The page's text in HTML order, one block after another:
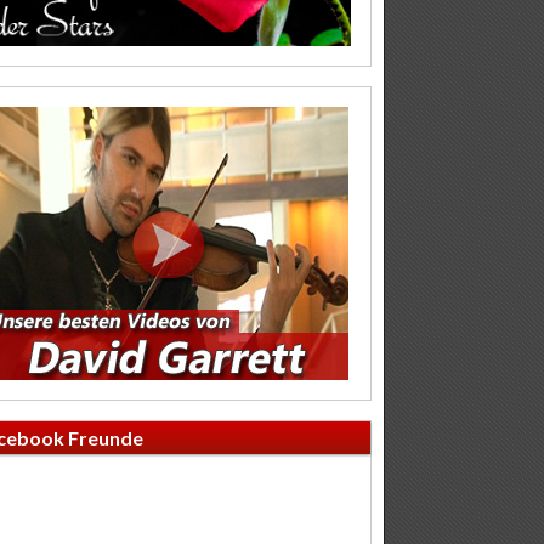
Freunde